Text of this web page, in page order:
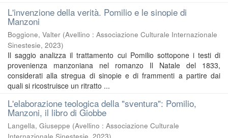
L'invenzione della verità. Pomilio e le sinopie di
Manzoni
Boggione, Valter (Avellino : Associazione Culturale Internazionale
Sinestesie, 2023)
Il saggio analizza il trattamento cui Pomilio sottopone i testi di
provenienza manzoniana nel romanzo Il Natale del 1833,
considerati alla stregua di sinopie e di frammenti a partire dai
quali si ricostruisce un ritratto ...
L'elaborazione teologica della "sventura": Pomilio,
Manzoni, il libro di Giobbe
Langella, Giuseppe (Avellino : Associazione Culturale